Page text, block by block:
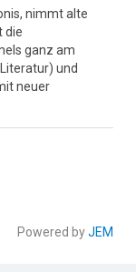
nimmt alte
die
ganz am
und
neuer
Powered byJEM